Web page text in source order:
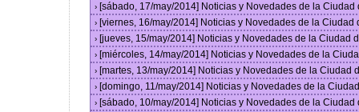
› [sábado, 17/may/2014] Noticias y Novedades de la
› [viernes, 16/may/2014] Noticias y Novedades de la
› [jueves, 15/may/2014] Noticias y Novedades de la Ciudad
› [miércoles, 14/may/2014] Noticias y Novedades de la
› [martes, 13/may/2014] Noticias y Novedades de la Ciudad
› [domingo, 11/may/2014] Noticias y Novedades de la
› [sábado, 10/may/2014] Noticias y Novedades de la